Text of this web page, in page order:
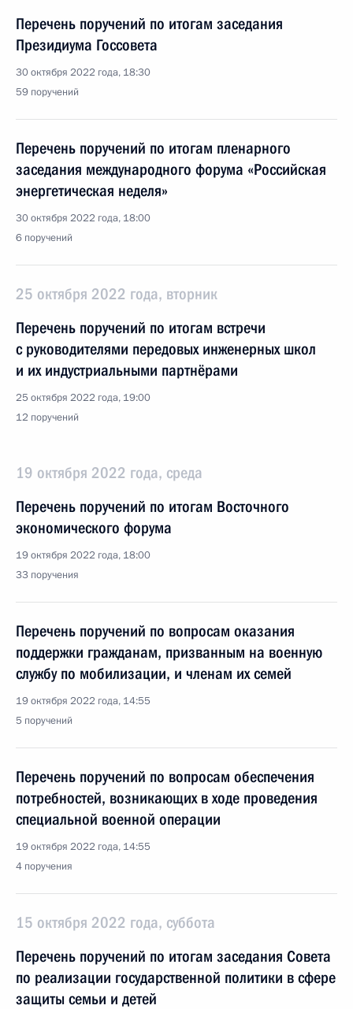
Перечень поручений по итогам заседания
Президиума Госсовета
30 октября 2022 года, 18:30
59 поручений
Перечень поручений по итогам пленарного
заседания международного форума «Российская
энергетическая неделя»
30 октября 2022 года, 18:00
6 поручений
25 октября 2022 года, вторник
Перечень поручений по итогам встречи
с руководителями передовых инженерных школ
и их индустриальными партнёрами
25 октября 2022 года, 19:00
12 поручений
19 октября 2022 года, среда
Перечень поручений по итогам Восточного
экономического форума
19 октября 2022 года, 18:00
33 поручения
Перечень поручений по вопросам оказания
поддержки гражданам, призванным на военную
службу по мобилизации, и членам их семей
19 октября 2022 года, 14:55
5 поручений
Перечень поручений по вопросам обеспечения
потребностей, возникающих в ходе проведения
специальной военной операции
19 октября 2022 года, 14:55
4 поручения
15 октября 2022 года, суббота
Перечень поручений по итогам заседания Совета
по реализации государственной политики в сфере
защиты семьи и детей